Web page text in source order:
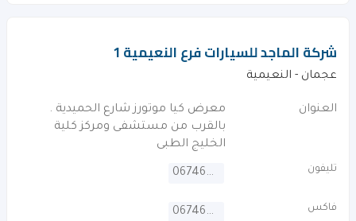
شركة الماجد للسيارات فرع النعيمية 1
عجمان - النعيمية
العنوان
معرض كيا موتورز شارع الحميدية .
بالقرب من مستشفى ومركز كلية
الخليج الطبى
تليفون 067464848
فاكس 067464847